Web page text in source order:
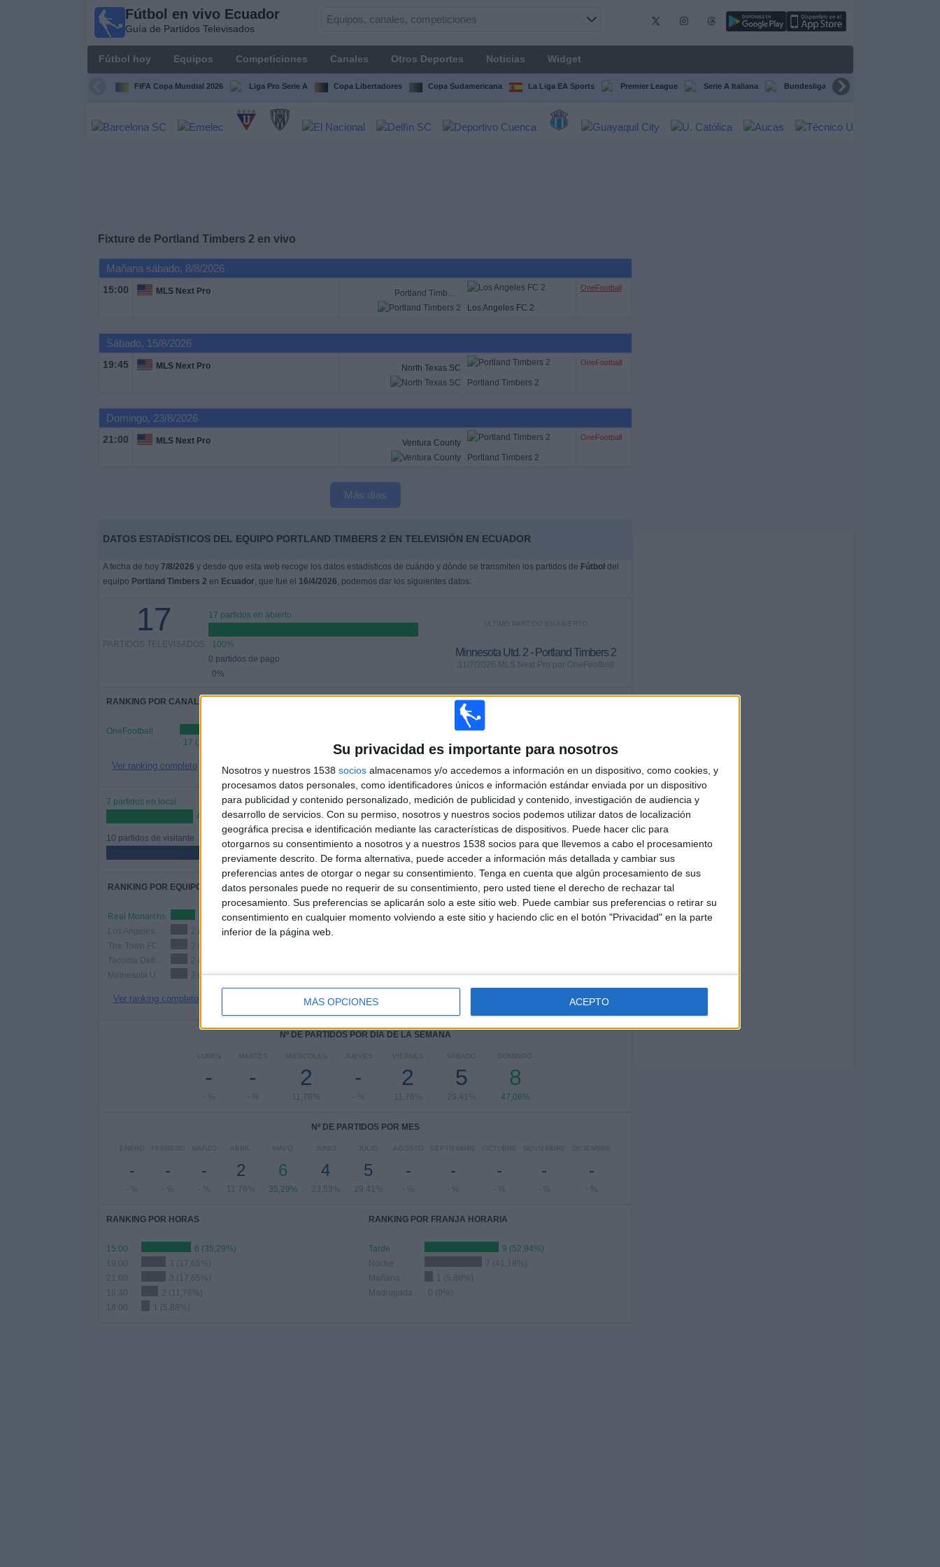
Su privacidad es importante para nosotros
Nosotros y nuestros 1538 socios almacenamos y/o accedemos a información en un dispositivo, como cookies, y
procesamos datos personales, como identificadores únicos e información estándar enviada por un dispositivo
para publicidad y contenido personalizado, medición de publicidad y contenido, investigación de audiencia y
desarrollo de servicios. Con su permiso, nosotros y nuestros socios podemos utilizar datos de localización
geográfica precisa e identificación mediante las características de dispositivos. Puede hacer clic para
otorgarnos su consentimiento a nosotros y a nuestros 1538 socios para que llevemos a cabo el procesamiento
previamente descrito. De forma alternativa, puede acceder a información más detallada y cambiar sus
preferencias antes de otorgar o negar su consentimiento. Tenga en cuenta que algún procesamiento de sus
datos personales puede no requerir de su consentimiento, pero usted tiene el derecho de rechazar tal
procesamiento. Sus preferencias se aplicarán solo a este sitio web. Puede cambiar sus preferencias o retirar su
consentimiento en cualquier momento volviendo a este sitio y haciendo clic en el botón "Privacidad" en la parte
inferior de la página web.
MÁS OPCIONES ACEPTO
Fútbol en vivo Ecuador
Guía de Partidos Televisados
Fútbol hoy Equipos Competiciones Canales Otros Deportes Noticias Widget
FIFA Copa Mundial 2026 Liga Pro Serie A Copa Libertadores Copa Sudamericana La Liga EA Sports Premier League Serie A Italiana Bundesliga
Fixture de Portland Timbers 2 en vivo
Mañana sábado, 8/8/2026
15:00 MLS Next Pro
Portland Timbers 2
Los Angeles FC 2
OneFootball
Sábado, 15/8/2026
19:45 MLS Next Pro
North Texas SC
Portland Timbers 2
OneFootball
Domingo, 23/8/2026
21:00 MLS Next Pro
Ventura County
Portland Timbers 2
OneFootball
Más días
DATOS ESTADÍSTICOS DEL EQUIPO PORTLAND TIMBERS 2 EN TELEVISIÓN EN ECUADOR
A fecha de hoy 7/8/2026 y desde que esta web recoge los datos estadísticos de cuándo y dónde se transmiten los partidos de Fútbol del
equipo Portland Timbers 2 en Ecuador, que fue el 16/4/2026, podemos dar los siguientes datos:
17
PARTIDOS TELEVISADOS
17 partidos en abierto
100%
0 partidos de pago
0%
ÚLTIMO PARTIDO EN ABIERTO
Minnesota Utd. 2 - Portland Timbers 2
31/7/2026 MLS Next Pro por OneFootball
RANKING POR CANALES
OneFootball
17 (100%)
Ver ranking completo
1
6
GRATUÍTO
0
DE PAGO
7 partidos en local
41,18%
10 partidos de visitante
58,82%
11
RIVALES
3
VS Real
Monarchs
1
COMPETICIONES
RANKING POR EQUIPOS
Real Monarchs
3 (17,65%)
2 (11,76%)
The Town FC
2 (11,76%)
2 (11,76%)
2 (11,76%)
Ver ranking completo
RANKING POR COMPETICIONES
MLS Next Pro 17 (100%)
Nº DE PARTIDOS POR DÍA DE LA SEMANA
LUNES
-
- %
MARTES
-
- %
MIÉRCOLES
2
11,76%
JUEVES
-
- %
VIERNES
2
11,76%
SÁBADO
5
29,41%
DOMINGO
8
47,06%
Nº DE PARTIDOS POR MES
ENERO
-
- %
FEBRERO
-
- %
MARZO
-
- %
ABRIL
2
11,76%
MAYO
6
35,29%
JUNIO
4
23,53%
JULIO
5
29,41%
AGOSTO
-
- %
SEPTIEMBRE
-
- %
OCTUBRE
-
- %
NOVIEMBRE
-
- %
DICIEMBRE
-
- %
RANKING POR HORAS
15:00
6 (35,29%)
19:00
3 (17,65%)
21:00
3 (17,65%)
16:30
2 (11,76%)
18:00
1 (5,88%)
RANKING POR FRANJA HORARIA
Tarde
9 (52,94%)
Noche
7 (41,18%)
Mañana
1 (5,88%)
Madrugada
0 (0%)
Ecuador